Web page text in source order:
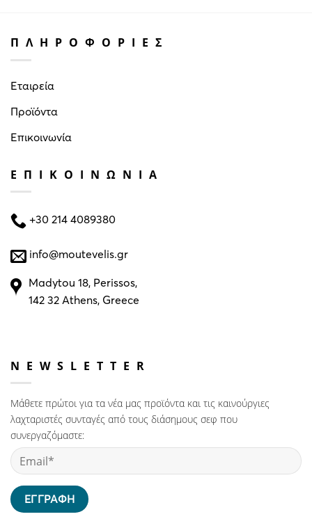
ΠΛΗΡΟΦΟΡΙΕΣ
Εταιρεία
Προϊόντα
Επικοινωνία
ΕΠΙΚΟΙΝΩΝΙΑ
+30 214 4089380
info@moutevelis.gr
Madytou 18, Perissos,
142 32 Athens, Greece
NEWSLETTER
Μάθετε πρώτοι για τα νέα μας προϊόντα και τις καινούργιες
λαχταριστές συνταγές από τους διάσημους σεφ που
συνεργαζόμαστε: